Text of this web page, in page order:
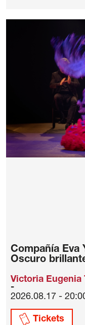
Compañía Eva
Oscuro
Victoria Eugenia
2026.08.17 -
Tickets